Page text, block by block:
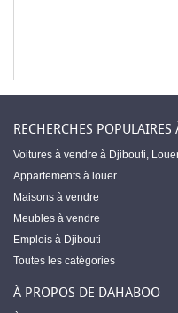
RECHERCHES
Voitures à vendre à Djibouti,
Appartements à louer
Maisons à vendre
Meubles à vendre
Emplois à Djibouti
Toutes les catégories
À PROPOS DE DAHABOO